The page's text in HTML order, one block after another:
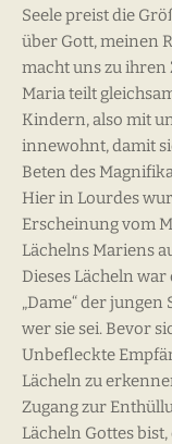
Seele preist die
über Gott, meinen
macht uns zu ihren
Maria teilt
Kindern, also mit
innewohnt, damit
Beten des
Hier in Lourdes
Erscheinung vom
Lächelns Mariens
Dieses Lächeln
„Dame“ der jungen
wer sie sei. Bevor
Unbefleckte
Lächeln zu
Zugang zur
Lächeln Gottes